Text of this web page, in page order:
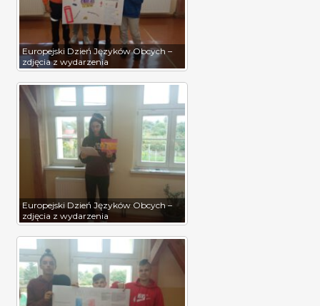
Europejski Dzień Języków Obcych –
zdjęcia z wydarzenia
Europejski Dzień Języków Obcych –
zdjęcia z wydarzenia